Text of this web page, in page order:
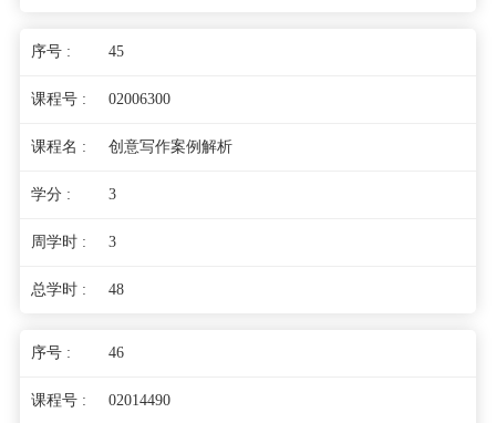
45
02006300
创意写作案例解析
3
3
48
46
02014490